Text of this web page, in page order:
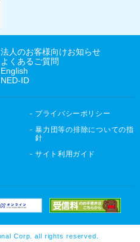
法人のお客様向けお知らせ
よくあるご質問
English
NED-ID
プライバシーポリシー
暴力団等の排除についての指
針
サイト利用ガイド
Corp. all rights reserved.